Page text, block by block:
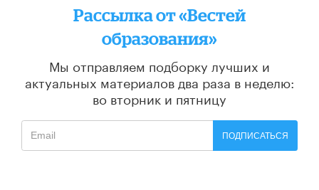
Рассылка от «Вестей
образования»
Мы отправляем подборку лучших и
актуальных материалов два раза в неделю:
во вторник и пятницу
ПОДПИСАТЬСЯ